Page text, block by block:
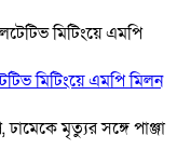
মিটিংয়ে এমপি মিলন